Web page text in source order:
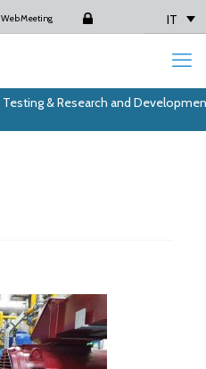
Web Meeting IT
Testing & Research and